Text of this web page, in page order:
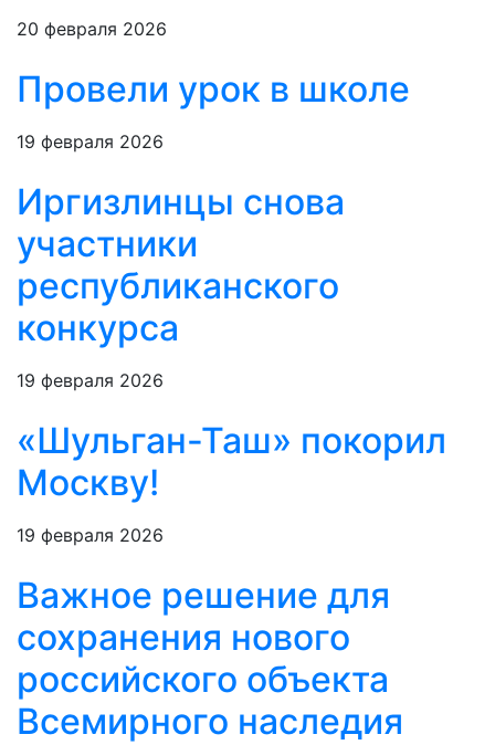
20 февраля 2026
Провели урок в школе
19 февраля 2026
Иргизлинцы снова
участники
республиканского
конкурса
19 февраля 2026
«Шульган-Таш» покорил
Москву!
19 февраля 2026
Важное решение для
сохранения нового
российского объекта
Всемирного наследия